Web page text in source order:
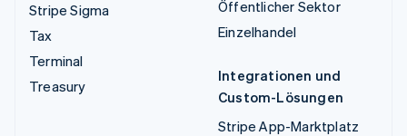
Stripe Sigma
Tax
Terminal
Treasury
Öffentlicher Sektor
Einzelhandel
Integrationen und
Custom-Lösungen
Stripe App-Marktplatz